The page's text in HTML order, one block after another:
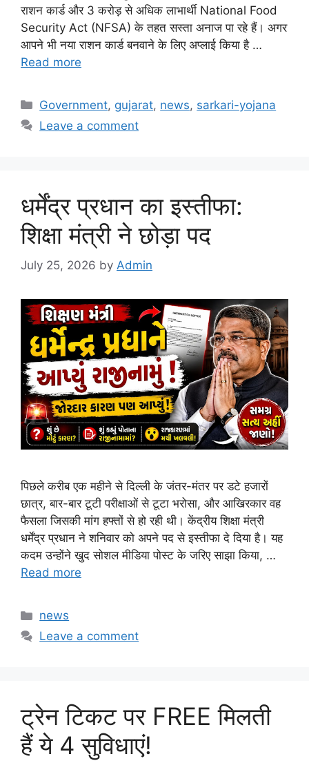
राशन कार्ड और 3 करोड़ से अधिक लाभार्थी National Food
Security Act (NFSA) के तहत सस्ता अनाज पा रहे हैं। अगर
आपने भी नया राशन कार्ड बनवाने के लिए अप्लाई किया है …
Read more
Categories
Government, gujarat, news, sarkari-yojana
Leave a comment
धर्मेंद्र प्रधान का इस्तीफा:
शिक्षा मंत्री ने छोड़ा पद
July 25, 2026 by Admin
पिछले करीब एक महीने से दिल्ली के जंतर-मंतर पर डटे हजारों
छात्र, बार-बार टूटी परीक्षाओं से टूटा भरोसा, और आखिरकार वह
फैसला जिसकी मांग हफ्तों से हो रही थी। केंद्रीय शिक्षा मंत्री
धर्मेंद्र प्रधान ने शनिवार को अपने पद से इस्तीफा दे दिया है। यह
कदम उन्होंने खुद सोशल मीडिया पोस्ट के जरिए साझा किया, …
Read more
Categories
news
Leave a comment
ट्रेन टिकट पर FREE मिलती
हैं ये 4 सुविधाएं!